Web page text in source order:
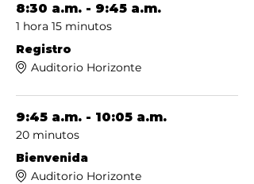
8:30 a.m. - 9:45 a.m.
1 hora 15 minutos
Registro
Auditorio Horizonte
9:45 a.m. - 10:05 a.m.
20 minutos
Bienvenida
Auditorio Horizonte